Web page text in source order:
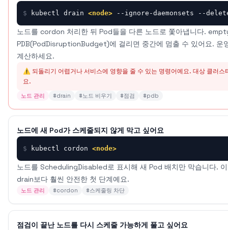
$ kubectl drain <node> --ignore-daemonsets --
노드를 cordon 처리한 뒤 Pod들을 다른 노드로 쫓아냅니다.
PDB(PodDisruptionBudget)에 걸리면 중간에 멈출 수 있어요. 운
계산하세요.
⚠️ 되돌리기 어렵거나 서비스에 영향을 줄 수 있는 명령어예요. 대상 클러스
요.
노드 관리 #drain #노드 비우기 #점검 #pdb
노드에 새 Pod가 스케줄되지 않게 막고 싶어요
$ kubectl cordon <node>
노드를 SchedulingDisabled로 표시해 새 Pod 배치만 막습니다.
drain보다 훨씬 안전한 첫 단계예요.
노드 관리 #cordon #스케줄링 차단
점검이 끝난 노드를 다시 스케줄 가능하게 풀고 싶어요